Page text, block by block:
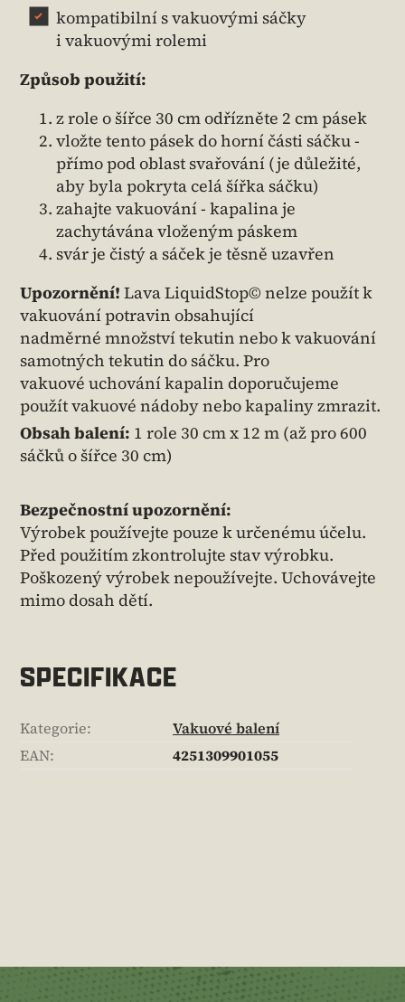
kompatibilní s vakuovými sáčky
i vakuovými rolemi
Způsob použití:
z role o šířce 30 cm odřízněte 2 cm pásek
vložte tento pásek do horní části sáčku -
přímo pod oblast svařování (je důležité,
aby byla pokryta celá šířka sáčku)
zahajte vakuování - kapalina je
zachytávána vloženým páskem
svár je čistý a sáček je těsně uzavřen
Upozornění! Lava LiquidStop© nelze použít k
vakuování potravin obsahující
nadměrné množství tekutin nebo k vakuování
samotných tekutin do sáčku. Pro
vakuové uchování kapalin doporučujeme
použít vakuové nádoby nebo kapaliny zmrazit.
Obsah balení: 1 role 30 cm x 12 m (až pro 600
sáčků o šířce 30 cm)
Bezpečnostní upozornění:
Výrobek používejte pouze k určenému účelu.
Před použitím zkontrolujte stav výrobku.
Poškozený výrobek nepoužívejte. Uchovávejte
mimo dosah dětí.
SPECIFIKACE
Kategorie:
Vakuové balení
EAN: 4251309901055